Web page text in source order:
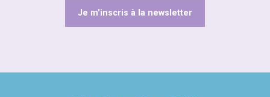
Je m'inscris à la newsletter